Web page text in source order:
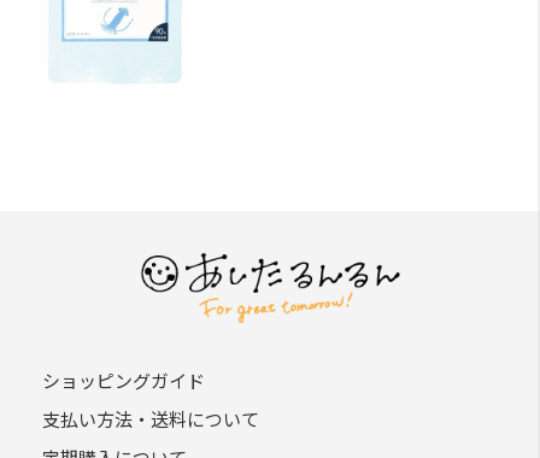
ショッピングガイド
支払い方法・送料について